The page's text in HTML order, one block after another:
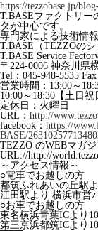
https://tezzobase.jp/
T.BASEファクトリ
タが中心です。
専門家による技術情
T.BASE（TEZZOの
T.BASE Service
〒224-0006 神奈川県
Tel：045-948-5535
営業時間：13:00～
10:00～18:30【土日祝
定休日：火曜日
URL： http://
facebook： https://
BASE/
TEZZO のWEBマガ
URL://http://
～アクセス情報～
○電車でお越しの方
都筑ふれあいの丘駅
江田駅より 横浜市営
○お車でお越しの方
東名横浜青葉ICより
第三京浜都筑ICより